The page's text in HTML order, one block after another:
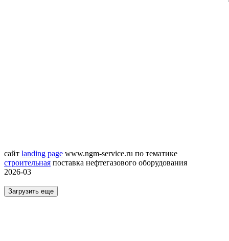
сайт landing page www.ngm-service.ru по тематике
строительная поставка нефтегазового оборудования
2026-03
Загрузить еще